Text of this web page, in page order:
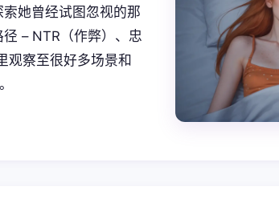
她曾经试图忽视的那
– NTR（作弊）、忠
观察至很好多场景和